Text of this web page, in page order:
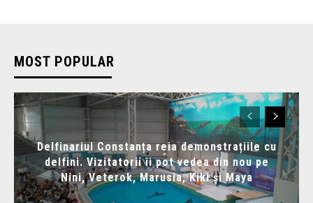
MOST POPULAR
Delfinariul Constanța reia demonstrațiile cu
delfini. Vizitatorii îi pot vedea din nou pe
Nini, Veterok, Marusia, Kiki și Maya